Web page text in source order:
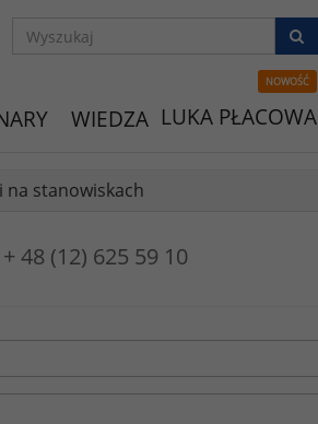
WIEDZA
NOWOŚĆ
LUKA PŁACOWA
stanowiskach
48 (12) 625 59 10